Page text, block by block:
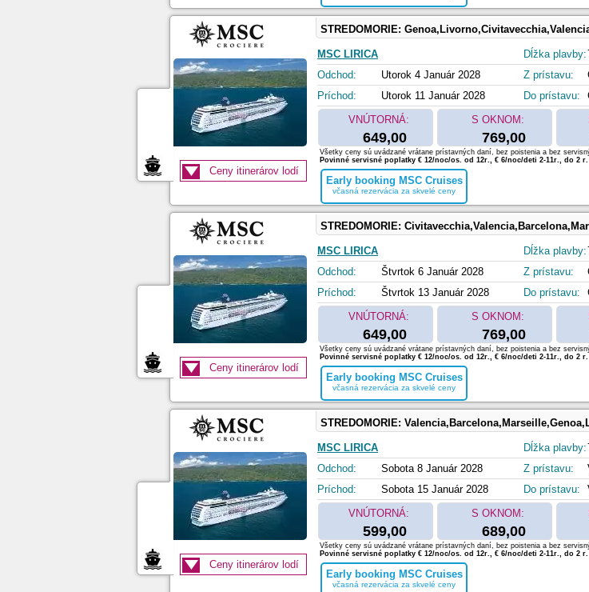
STREDOMORIE:
MSC LIRICA
Odchod:
Utorok 4 Január 2028
Príchod:
Utorok 11 Január 2028
Dĺžka plavby:
Z prístavu:
Do prístavu:
VNÚTORNÁ:
649,00
S OKNOM:
769,00
Early booking MSC Cruises
včasná rezervácia za skvelé ceny
Ceny itinerárov lodí
Všetky ceny sú uvádzané vrátane prístavných daní, bez poistenia a bez
Povinné servisné poplatky € 12/noc/os. od 12r., € 6/noc/deti 2-11r., do 2 r.
STREDOMORIE:
MSC LIRICA
Odchod:
Štvrtok 6 Január 2028
Príchod:
Štvrtok 13 Január 2028
Dĺžka plavby:
Z prístavu:
Do prístavu:
VNÚTORNÁ:
649,00
S OKNOM:
769,00
Early booking MSC Cruises
včasná rezervácia za skvelé ceny
Ceny itinerárov lodí
Všetky ceny sú uvádzané vrátane prístavných daní, bez poistenia a bez
Povinné servisné poplatky € 12/noc/os. od 12r., € 6/noc/deti 2-11r., do 2 r.
STREDOMORIE:
MSC LIRICA
Odchod:
Sobota 8 Január 2028
Príchod:
Sobota 15 Január 2028
Dĺžka plavby:
Z prístavu:
Do prístavu:
VNÚTORNÁ:
599,00
S OKNOM:
689,00
Early booking MSC Cruises
včasná rezervácia za skvelé ceny
Ceny itinerárov lodí
Všetky ceny sú uvádzané vrátane prístavných daní, bez poistenia a bez
Povinné servisné poplatky € 12/noc/os. od 12r., € 6/noc/deti 2-11r., do 2 r.